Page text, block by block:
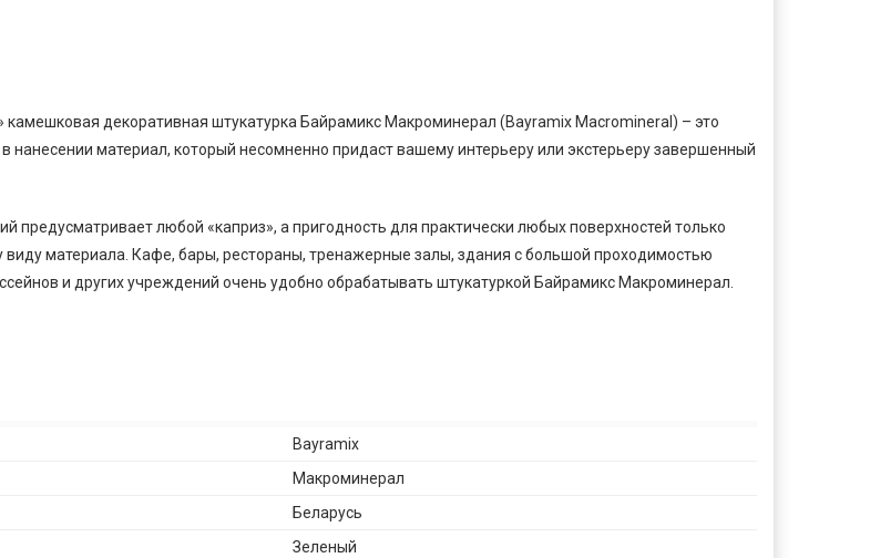
декоративная штукатурка Байрамикс Макроминерал (Bayramix Macromineral) – это
нанесении материал, который несомненно придаст вашему интерьеру или экстерьеру завершенный
предусматривает любой «каприз», а пригодность для практически любых поверхностей только
виду материала. Кафе, бары, рестораны, тренажерные залы, здания с большой проходимостью
и других учреждений очень удобно обрабатывать штукатуркой Байрамикс Макроминерал.
Bayramix
Макроминерал
Беларусь
Зеленый